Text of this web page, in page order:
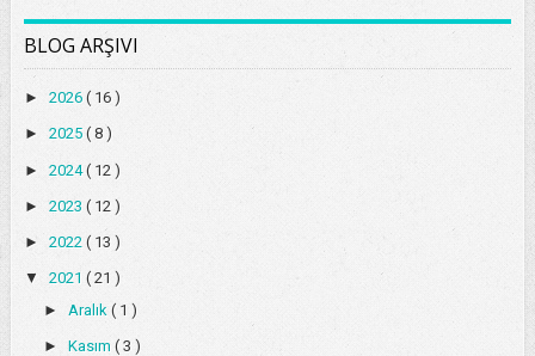
BLOG ARŞIVI
► 2026 ( 16 )
► 2025 ( 8 )
► 2024( 12 )
► 2023 ( 12 )
► 2022 ( 13 )
▼ 2021 ( 21 )
► Aralık ( 1 )
► Kasım ( 3 )